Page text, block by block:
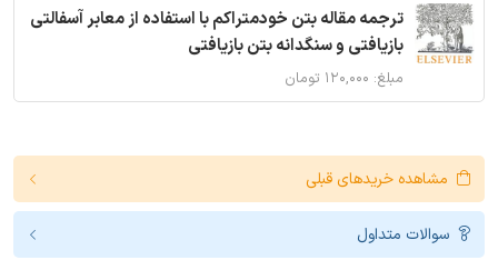
ترجمه مقاله بتن خودمتراکم با استفاده از معابر آسفالتی
بازیافتی و سنگدانه بتن بازیافتی
مبلغ: ۱۲۰,۰۰۰ تومان
مشاهده خریدهای قبلی
سوالات متداول